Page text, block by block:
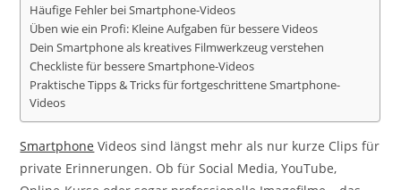
Häufige Fehler bei Smartphone-Videos
Üben wie ein Profi: Kleine Aufgaben für bessere Videos
Dein Smartphone als kreatives Filmwerkzeug verstehen
Checkliste für bessere Smartphone-Videos
Praktische Tipps & Tricks für fortgeschrittene Smartphone-
Videos
Smartphone Videos sind längst mehr als nur kurze Clips für
private Erinnerungen. Ob für Social Media, YouTube,